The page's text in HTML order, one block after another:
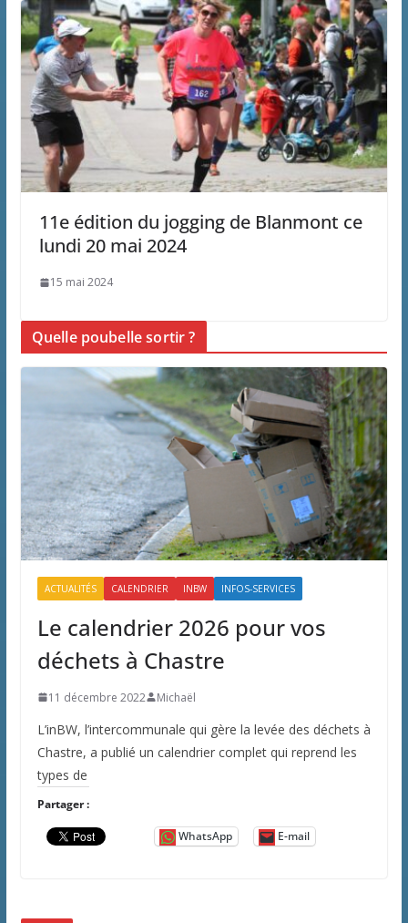
11e édition du jogging de Blanmont ce
lundi 20 mai 2024
15 mai 2024
Quelle poubelle sortir ?
ACTUALITÉS CALENDRIER INBW INFOS-SERVICES
Le calendrier 2026 pour vos
déchets à Chastre
11 décembre 2022 Michaël
L’inBW, l’intercommunale qui gère la levée des déchets à
Chastre, a publié un calendrier complet qui reprend les
types de
Partager :
WhatsApp E-mail